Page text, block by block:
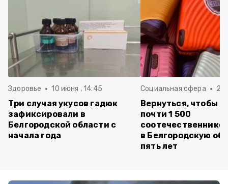
Здоровье 10 июня , 14:45
Три случая укусов гадюк
зафиксировали в
Белгородской области с
начала года
Социальная сфера 20
Вернуться, чтобы
почти 1 500
в Белгородскую
пять лет